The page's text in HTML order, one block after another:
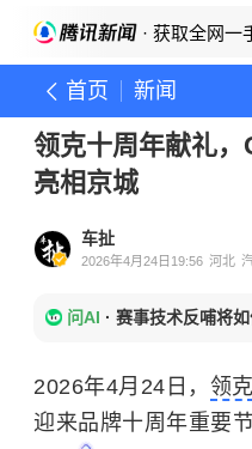
· 获取全网一
首页 新闻
领克十周年献礼
亮相京城
车扯
2026年4月24日19:56 河北
问AI · 赛事技术反哺将如
2026年4月24日， 领克
迎来品牌十周年重要